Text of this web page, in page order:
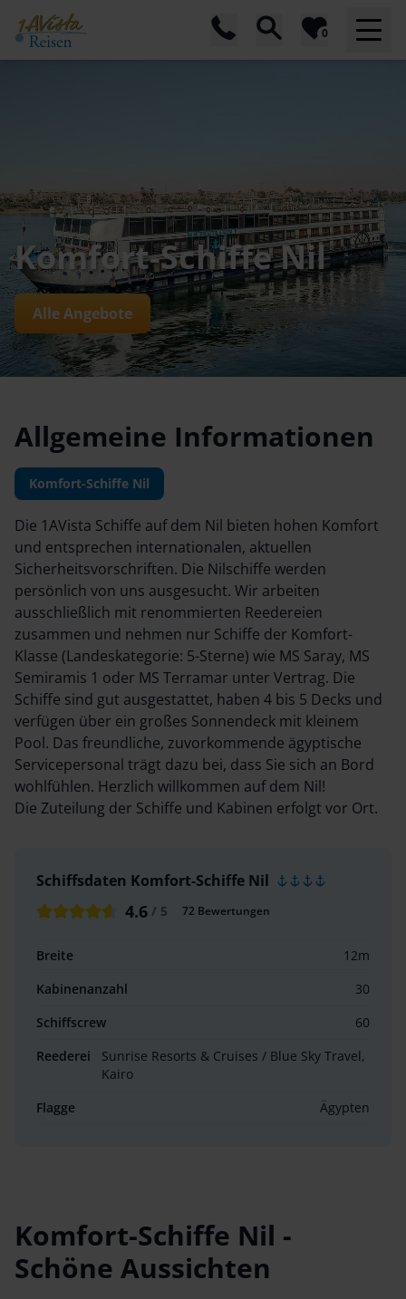
0
Komfort-Schiffe Nil
Alle Angebote
Allgemeine Informationen
Komfort-Schiffe Nil
Die 1AVista Schiffe auf dem Nil bieten hohen Komfort
und entsprechen internationalen, aktuellen
Sicherheitsvorschriften. Die Nilschiffe werden
persönlich von uns ausgesucht. Wir arbeiten
ausschließlich mit renommierten Reedereien
zusammen und nehmen nur Schiffe der Komfort-
Klasse (Landeskategorie: 5-Sterne) wie MS Saray, MS
Semiramis 1 oder MS Terramar unter Vertrag. Die
Schiffe sind gut ausgestattet, haben 4 bis 5 Decks und
verfügen über ein großes Sonnendeck mit kleinem
Pool. Das freundliche, zuvorkommende ägyptische
Servicepersonal trägt dazu bei, dass Sie sich an Bord
wohlfühlen. Herzlich willkommen auf dem Nil!
Die Zuteilung der Schiffe und Kabinen erfolgt vor Ort.
Schiffsdaten Komfort-Schiffe Nil
4.6 / 5 72 Bewertungen
Breite 12m
Kabinenanzahl
30
Schiffscrew
60
Reederei
Sunrise Resorts & Cruises / Blue Sky Travel,
Kairo
Flagge
Ägypten
Komfort-Schiffe Nil -
Schöne Aussichten